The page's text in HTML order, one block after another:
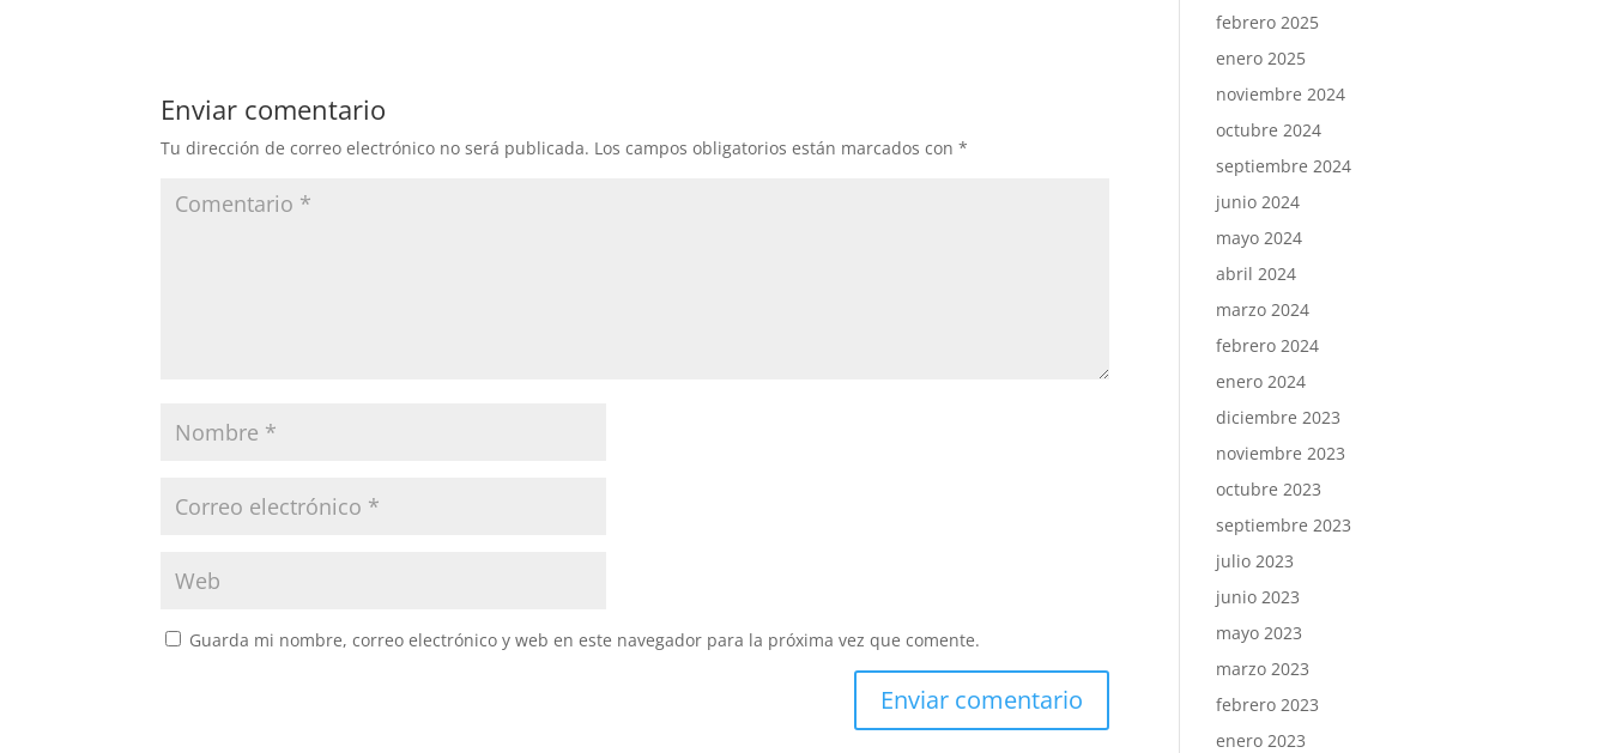
Enviar comentario
Tu dirección de correo electrónico no será publicada. Los campos obligatorios están marcados con*
Guarda mi nombre, correo electrónico y web en este navegador para la próxima vez que comente.
febrero 2025
enero 2025
noviembre 2024
octubre 2024
septiembre 2024
junio 2024
mayo 2024
abril 2024
marzo 2024
febrero 2024
enero 2024
diciembre 2023
noviembre 2023
octubre 2023
septiembre 2023
julio 2023
junio 2023
mayo 2023
marzo 2023
febrero 2023
enero 2023